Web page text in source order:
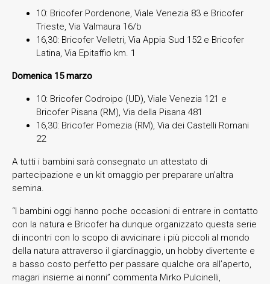
10: Bricofer Pordenone, Viale Venezia 83 e Bricofer
Trieste, Via Valmaura 16/b
16,30: Bricofer Velletri, Via Appia Sud 152 e Bricofer
Latina, Via Epitaffio km. 1
Domenica 15 marzo
10: Bricofer Codroipo (UD), Viale Venezia 121 e
Bricofer Pisana (RM), Via della Pisana 481
16,30: Bricofer Pomezia (RM), Via dei Castelli Romani
22
A tutti i bambini sarà consegnato un attestato di
partecipazione e un kit omaggio per preparare un’altra
semina.
“I bambini oggi hanno poche occasioni di entrare in contatto
con la natura e Bricofer ha dunque organizzato questa serie
di incontri con lo scopo di avvicinare i più piccoli al mondo
della natura attraverso il giardinaggio, un hobby divertente e
a basso costo perfetto per passare qualche ora all’aperto,
magari insieme ai nonni” commenta Mirko Pulcinelli,